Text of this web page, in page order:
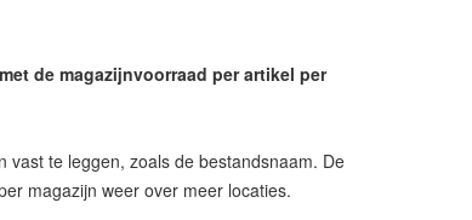
de magazijnvoorraad per artikel per
vast te leggen, zoals de bestandsnaam. De
magazijn weer over meer locaties.